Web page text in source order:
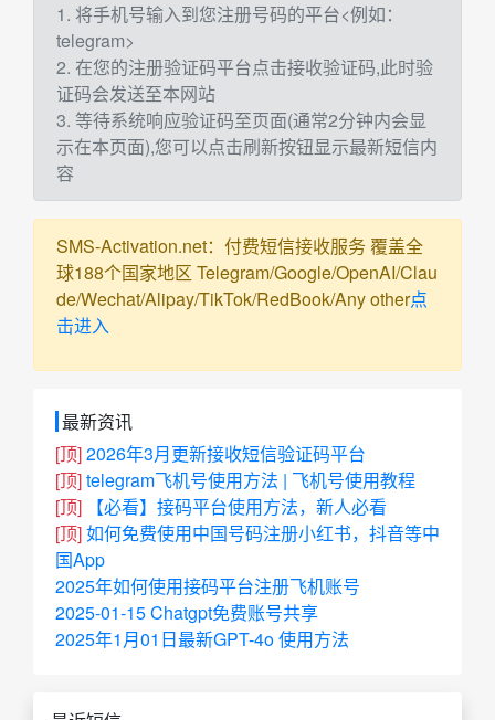
1. 将手机号输入到您注册号码的平台<例如：
telegram>
2. 在您的注册验证码平台点击接收验证码,此时验
证码会发送至本网站
3. 等待系统响应验证码至页面(通常2分钟内会显
示在本页面),您可以点击刷新按钮显示最新短信内
容
SMS-Activation.net：付费短信接收服务 覆盖全
球188个国家地区 Telegram/Google/OpenAI/Clau
de/Wechat/Alipay/TikTok/RedBook/Any other点
击进入
最新资讯
[顶]2026年3月更新接收短信验证码平台
[顶]telegram飞机号使用方法 | 飞机号使用教程
[顶]
【必看】接码平台使用方法，新人必看
[顶]如何免费使用中国号码注册小红书，抖音等中
国App
2025年如何使用接码平台注册飞机账号
2025-01-15 Chatgpt免费账号共享
2025年1月01日最新GPT-4o 使用方法